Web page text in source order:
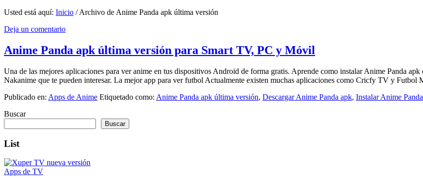
Usted está aquí: Inicio /Archivo de Anime Panda apk última versión
Deja un comentario
Anime Panda apk última versión para Smart TV, PC y Móvil
Una de las mejores aplicaciones para ver anime en tus dispositivos Android de forma gratis. Aprende como instalar Anime Panda
Nakanime que te pueden interesar. La mejor app para ver futbol Actualmente existen muchas aplicaciones como Cricfy TV y
Publicado en: Apps de Anime Etiquetado como: Anime Panda apk última versión, Descargar Anime Panda apk, Instalar Anime
Buscar
Buscar
List
Apps de TV